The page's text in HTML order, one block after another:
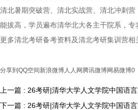
清北暑期突破营、清北实战营、清北冲刺
能拔高，学员遍布清华北大各主干院系，专
更多清北考研备考资料及清北考研集训营相
分享到 QQ空间 新浪微博人人网 腾讯微博网易微博0
上一篇 : 26考研|清华大学人文学院中国语
下一篇 : 26考研|清华大学人文学院中国语